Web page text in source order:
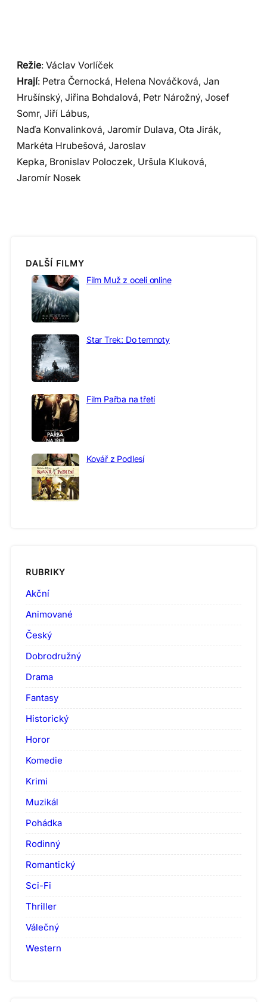
Režie: Václav Vorlíček
Hrají: Petra Černocká, Helena Nováčková, Jan
Hrušínský, Jiřina Bohdalová, Petr Nárožný, Josef
Somr, Jiří Lábus,
Naďa Konvalinková, Jaromír Dulava, Ota Jirák,
Markéta Hrubešová, Jaroslav
Kepka, Bronislav Poloczek, Uršula Kluková,
Jaromír Nosek
DALŠÍ FILMY
Film Muž z oceli online
Star Trek: Do temnoty
Film Pařba na třetí
Kovář z Podlesí
RUBRIKY
Akční
Animované
Český
Dobrodružný
Drama
Fantasy
Historický
Horor
Komedie
Krimi
Muzikál
Pohádka
Rodinný
Romantický
Sci-Fi
Thriller
Válečný
Western